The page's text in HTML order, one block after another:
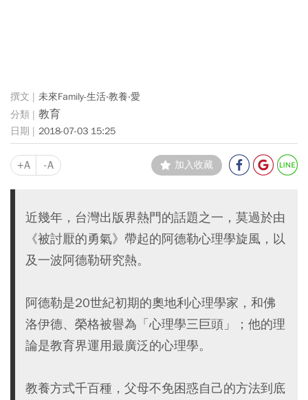
未來Family-生活‧教養‧愛
教育
2018-07-03 15:25
+A -A 加入收藏
近幾年，台灣出版界熱門的話題之一，莫過於由
《被討厭的勇氣》帶起的阿德勒心理學旋風，以
及一波阿德勒研究熱。
阿德勒是20世紀初期的奧地利心理學家，和佛
洛伊德、榮格被譽為「心理學三巨頭」；他的理
論是教育界運用最廣泛的心理學。
教養方式千百種，父母不免困惑自己的方法到底